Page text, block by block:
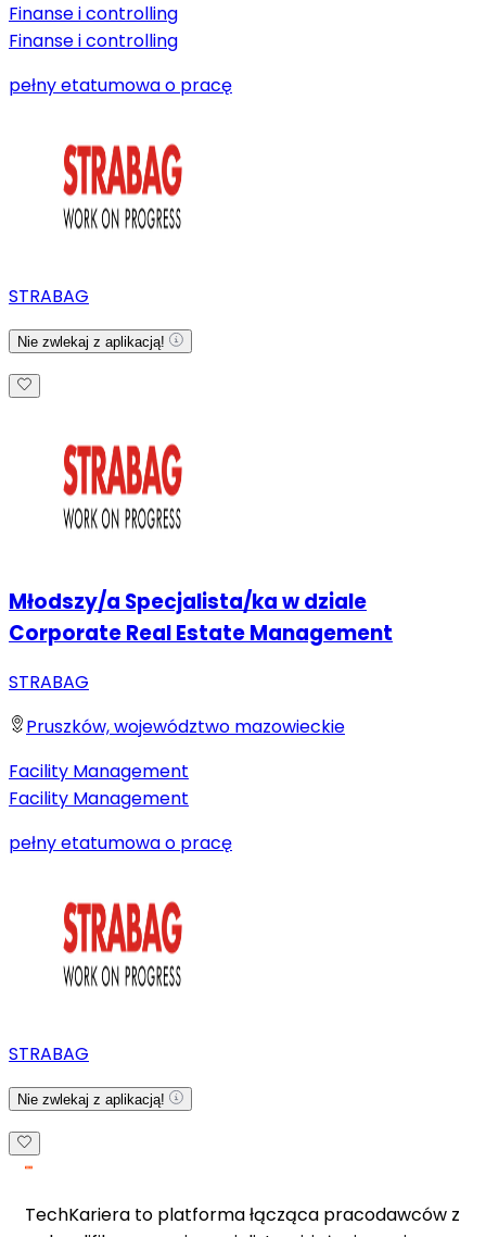
Finanse i controlling
Finanse i controlling
pełny etatumowa o pracę
STRABAG
Nie zwlekaj z aplikacją!
Młodszy/a Specjalista/ka w dziale
Corporate Real Estate Management
STRABAG
Pruszków, województwo mazowieckie
Facility Management
Facility Management
pełny etatumowa o pracę
STRABAG
Nie zwlekaj z aplikacją!
TechKariera to platforma łącząca pracodawców z